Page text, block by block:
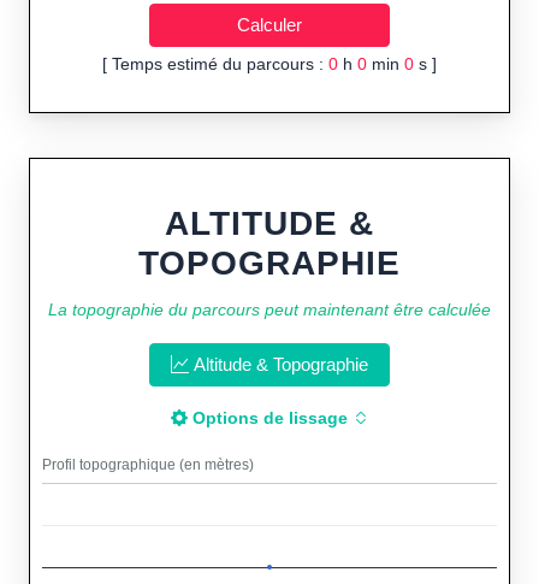
[ Temps estimé du parcours : 0 h 0 min 0 s ]
ALTITUDE &
TOPOGRAPHIE
La topographie du parcours peut maintenant être calculée
Altitude & Topographie
Options de lissage
Profil topographique (en mètres)